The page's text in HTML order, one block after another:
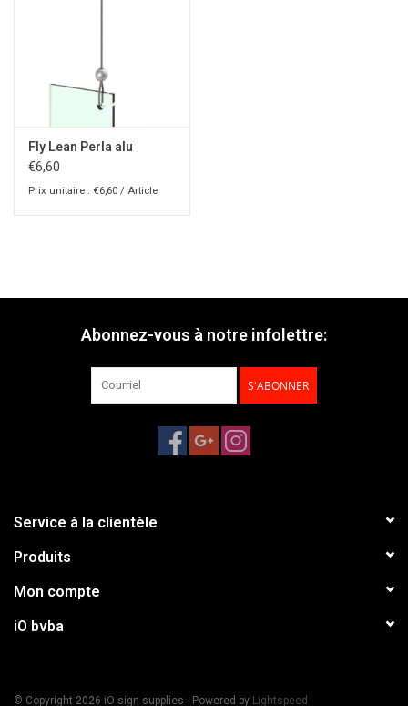
Fly Lean Perla alu
€6,60
Prix unitaire : €6,60 / Article
Abonnez-vous à notre infolettre:
S'ABONNER
Service à la clientèle
Produits
Mon compte
iO bvba
© Copyright 2026 iO-sign supplies - Powered by Lightspeed